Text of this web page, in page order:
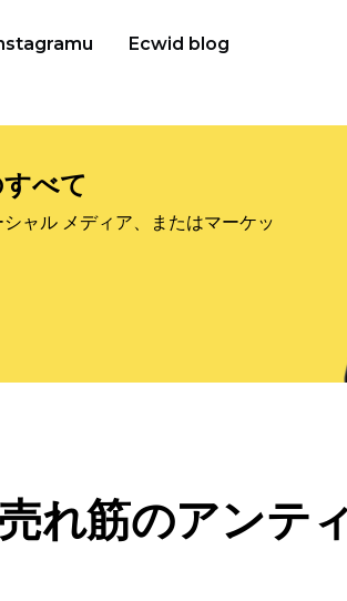
Ecwid blog
べて
ャル メディア、またはマーケッ
れ筋のアンテ